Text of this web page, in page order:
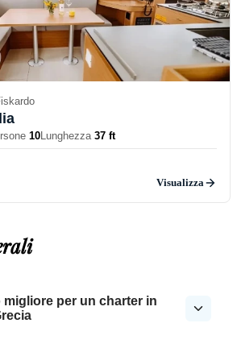
10Lunghezza 37 ft
Visualizza
migliore per un charter in